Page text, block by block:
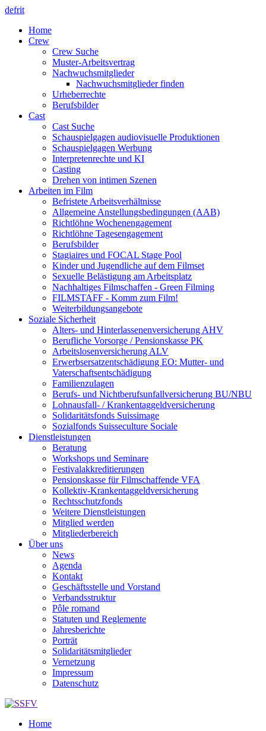
defrit
Home
Crew
Crew Suche
Muster-Arbeitsvertrag
Nachwuchsmitglieder
Nachwuchsmitglieder finden
Urheberrechte
Berufsbilder
Cast
Cast Suche
Schauspielgagen audiovisuelle Produktionen
Schauspielgagen Werbung
Interpretenrechte und KI
Casting
Drehen von intimen Szenen
Arbeiten im Film
Befristete Arbeitsverhältnisse
Allgemeine Anstellungsbedingungen (AAB)
Richtlöhne Wochenengagement
Richtlöhne Tagesengagement
Berufsbilder
Stagiaires und FOCAL Stage Pool
Kinder und Jugendliche auf dem Filmset
Sexuelle Belästigung am Arbeitsplatz
Nachhaltiges Filmschaffen - Green Filming
FILMSTAFF - Komm zum Film!
Weiterbildungsangebote
Soziale Sicherheit
Alters- und Hinterlassenenversicherung AHV
Berufliche Vorsorge / Pensionskasse PK
Arbeitslosenversicherung ALV
Erwerbsersatzentschädigung EO: Mutter- und
Vaterschaftsentschädigung
Familienzulagen
Berufs- und Nichtberufsunfallversicherung BU/NBU
Lohnausfall- / Krankentaggeldversicherung
Solidaritätsfonds Suissimage
Sozialfonds Suisseculture Sociale
Dienstleistungen
Beratung
Workshops und Seminare
Festivalakkreditierungen
Pensionskasse für Filmschaffende VFA
Kollektiv-Krankentaggeldversicherung
Rechtsschutzfonds
Weitere Dienstleistungen
Mitglied werden
Mitgliederbereich
Über uns
News
Agenda
Kontakt
Geschäftsstelle und Vorstand
Verbandsstruktur
Pôle romand
Statuten und Reglemente
Jahresberichte
Porträt
Solidaritätsmitglieder
Vernetzung
Impressum
Datenschutz
Home